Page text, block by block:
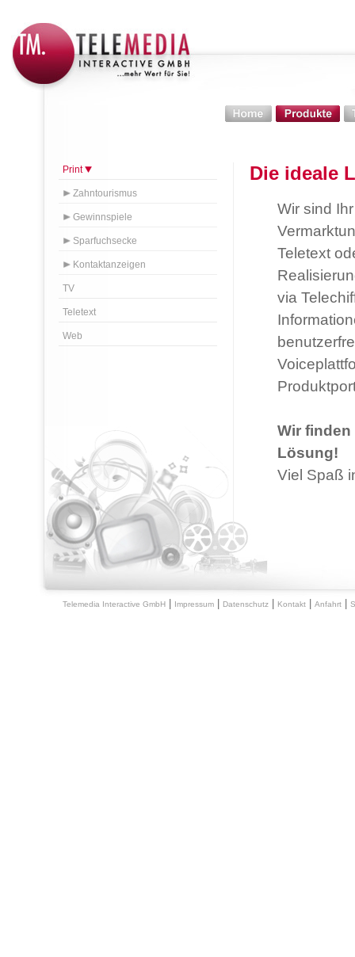
Print
Zahntourismus
Gewinnspiele
Sparfuchsecke
Kontaktanzeigen
TV
Teletext
Web
Die ideale
Wir sind
Teletext
via
Wir
Lösung!
Viel Spaß
Telemedia Interactive GmbH| Impressum| Datenschutz| Kontakt| Anfahrt|